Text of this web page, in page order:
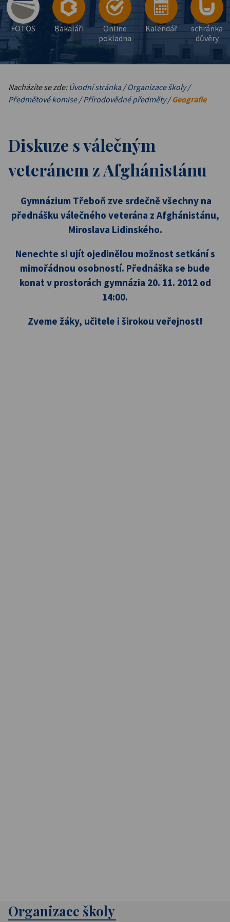
FOTOS Bakaláři
Online
pokladna
Kalendář
schránka
důvěry
Nacházíte se zde: Úvodní stránka/Organizace školy/
Předmětové komise/Přírodovědné předměty/Geografie
Diskuze s válečným
veteránem z Afghánistánu
Gymnázium Třeboň zve srdečně všechny na
přednášku válečného veterána z Afghánistánu,
Miroslava Lidinského.
Nenechte si ujít ojedinělou možnost setkání s
mimořádnou osobností. Přednáška se bude
konat v prostorách gymnázia 20. 11. 2012 od
14:00.
Zveme žáky, učitele i širokou veřejnost!
Organizace školy